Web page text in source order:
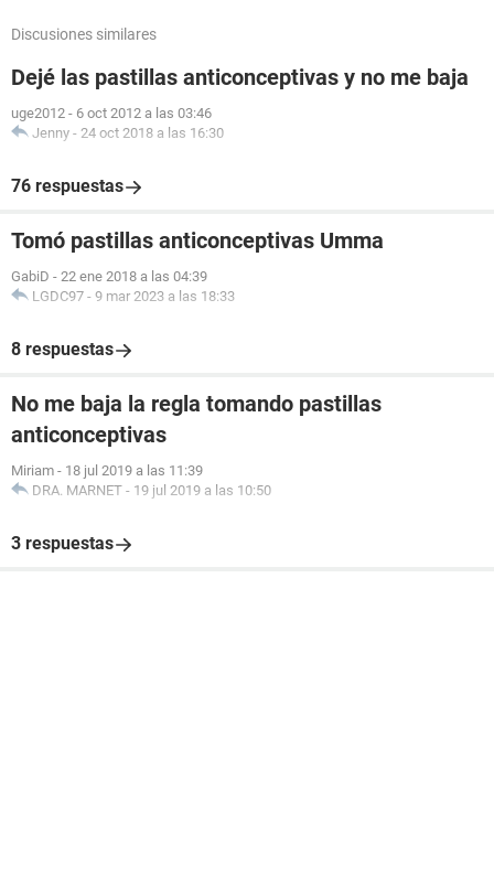
Discusiones similares
Dejé las pastillas anticonceptivas y no me baja
uge2012 - 6 oct 2012 a las 03:46
Jenny - 24 oct 2018 a las 16:30
76 respuestas
Tomó pastillas anticonceptivas Umma
GabiD - 22 ene 2018 a las 04:39
LGDC97 - 9 mar 2023 a las 18:33
8 respuestas
No me baja la regla tomando pastillas
anticonceptivas
Miriam - 18 jul 2019 a las 11:39
DRA. MARNET - 19 jul 2019 a las 10:50
3 respuestas